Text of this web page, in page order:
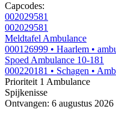
Capcodes:
002029581
002029581
Meldtafel Ambulance
000126999 • Haarlem •
Spoed Ambulance 10-181
000220181 • Schagen •
Prioriteit 1 Ambulance
Spijkenisse
Ontvangen: 6 augustus